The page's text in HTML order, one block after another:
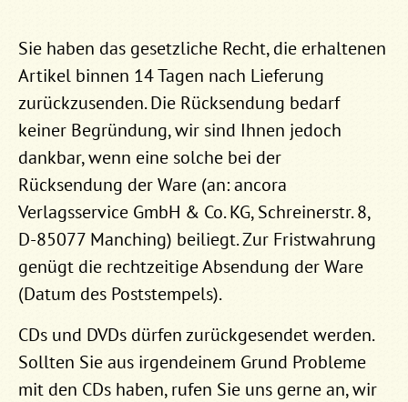
Sie haben das gesetzliche Recht, die erhaltenen
Artikel binnen 14 Tagen nach Lieferung
zurückzusenden. Die Rücksendung bedarf
keiner Begründung, wir sind Ihnen jedoch
dankbar, wenn eine solche bei der
Rücksendung der Ware (an: ancora
Verlagsservice GmbH & Co. KG, Schreinerstr. 8,
D-85077 Manching) beiliegt. Zur Fristwahrung
genügt die rechtzeitige Absendung der Ware
(Datum des Poststempels).
CDs und DVDs dürfen zurückgesendet werden.
Sollten Sie aus irgendeinem Grund Probleme
mit den CDs haben, rufen Sie uns gerne an, wir